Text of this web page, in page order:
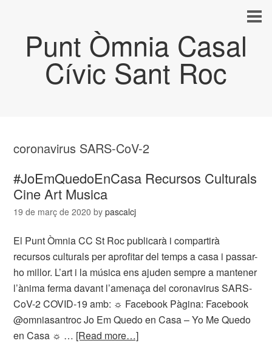
Punt Òmnia Casal
Cívic Sant Roc
coronavirus SARS-CoV-2
#JoEmQuedoEnCasa Recursos Culturals
Cine Art Musica
19 de març de 2020 bypascalcj
El Punt Òmnia CC St Roc publicarà i compartirà
recursos culturals per aprofitar del temps a casa i passar-
ho millor. L’art i la música ens ajuden sempre a mantener
l’ànima ferma davant l’amenaça del coronavirus SARS-
CoV-2 COVID-19 amb: ☼ Facebook Pàgina: Facebook
@omniasantroc Jo Em Quedo en Casa – Yo Me Quedo
en Casa ☼ … [Read more…]